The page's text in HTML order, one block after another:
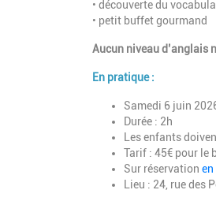
• découverte du
• petit buffet gourmand
Aucun niveau d’anglais
En pratique :
Samedi 6 juin
Durée : 2h
Les enfants
Tarif : 45€ pour le
Sur réservation
Lieu : 24, rue des